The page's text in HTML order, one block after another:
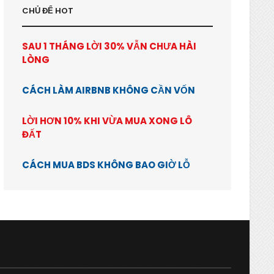
CHỦ ĐỂ HOT
SAU 1 THÁNG LỜI 30% VẪN CHƯA HÀI
LÒNG
CÁCH LÀM AIRBNB KHÔNG CẦN VỐN
LỜI HƠN 10% KHI VỪA MUA XONG LÔ
ĐẤT
CÁCH MUA BDS KHÔNG BAO GIỜ LỖ